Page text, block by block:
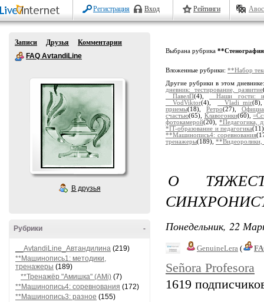
Регистрация Вход Рейтинги
Записи Друзья
Комментарии
FAQ AvtandiLine
В друзья
-
Рубрики
__AvtandiLine_Автандилина (219)
**Машинопись1: методики,
тренажеры (189)
**Тренажёр "Амишка" (AMi) (7)
**Машинопись4: соревнования (172)
**Машинопись3: разное (155)
Выбрана рубрика **Стенография
Вложенные рубрики: **Набор
Другие рубрики в этом
дневник: тестирование, развитие
__ПавелП(4),
__Наши гости:
__VodViktor(4), __Vladi_mir
приемы(18), Ретро(27),
счастью(65), Клавогонки(60),
фотокамерой(20),*Педагогика,
*IT-образование и педагогика
**Машинопись4: соревнования
тренажеры(189), **Видеоролики,
О
Понедельник, 22
GenuineLera (
Señora Profesora
1619